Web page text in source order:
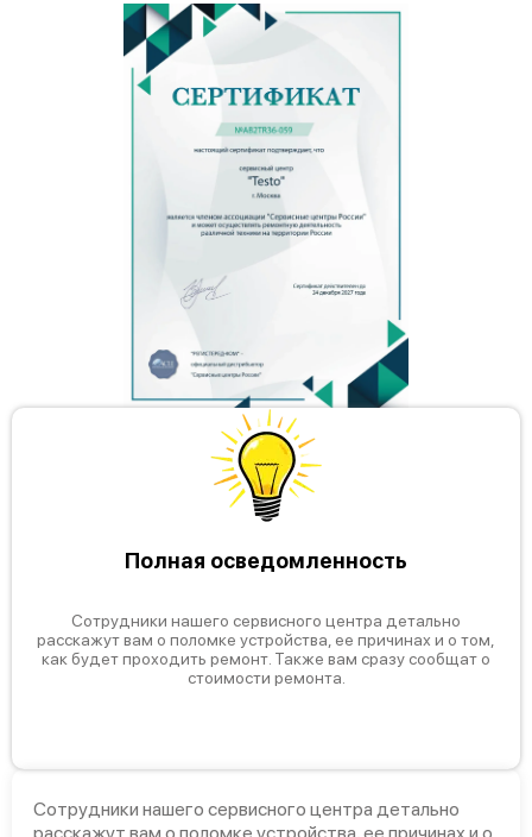
Полная осведомленность
Сотрудники нашего сервисного центра детально
расскажут вам о поломке устройства, ее причинах и о том,
как будет проходить ремонт. Также вам сразу сообщат о
стоимости ремонта.
Сотрудники нашего сервисного центра детально